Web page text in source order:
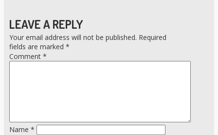
LEAVE A REPLY
Your email address will not be published. Required
fields are marked *
Comment *
Name *